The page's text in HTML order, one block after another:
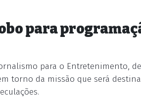
para
para o Entretenimento,
torno da missão que será